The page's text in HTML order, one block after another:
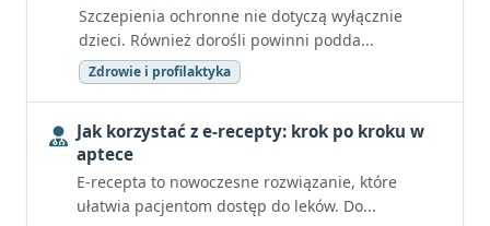
Szczepienia ochronne nie dotyczą wyłącznie
dzieci. Również dorośli powinni podda...
Zdrowie i profilaktyka
Jak korzystać z e-recepty: krok po kroku w
aptece
E-recepta to nowoczesne rozwiązanie, które
ułatwia pacjentom dostęp do leków. Do...